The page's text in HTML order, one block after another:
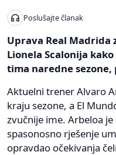
Poslušajte članak
Uprava Real
Lionela Scalonija
tima naredne
Aktuelni trener Alvaro
kraju sezone, a El
zvučnije ime. Arbeloa
spasonosno rješenje
opravdao očekivanja